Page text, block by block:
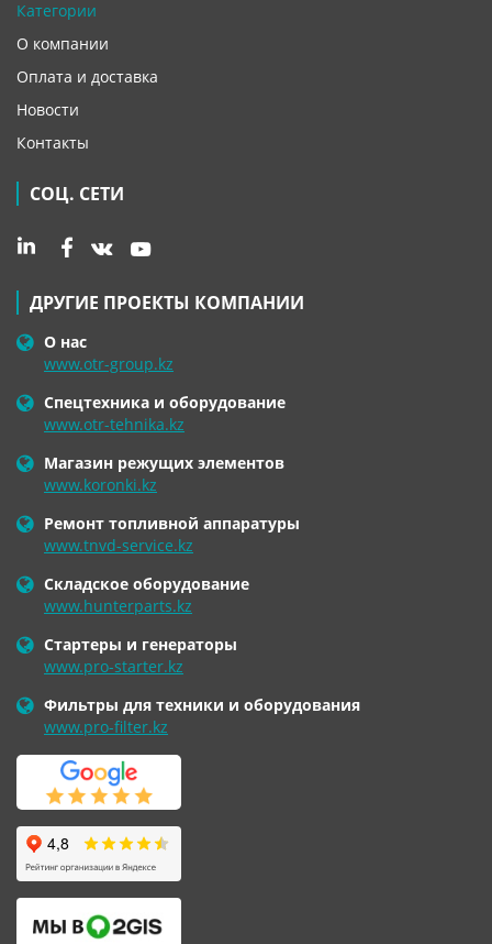
Категории
О компании
Оплата и доставка
Новости
Контакты
СОЦ. СЕТИ
ДРУГИЕ ПРОЕКТЫ КОМПАНИИ
О нас
www.otr-group.kz
Спецтехника и оборудование
www.otr-tehnika.kz
Магазин режущих элементов
www.koronki.kz
Ремонт топливной аппаратуры
www.tnvd-service.kz
Складское оборудование
www.hunterparts.kz
Стартеры и генераторы
www.pro-starter.kz
Фильтры для техники и оборудования
www.pro-filter.kz